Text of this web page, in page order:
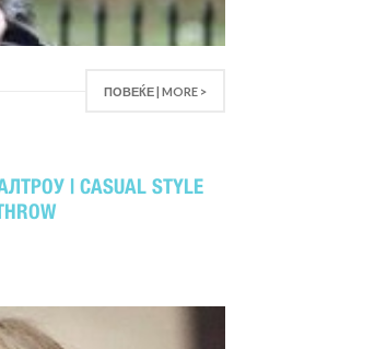
ПОВЕЌЕ | MORE >
| CASUAL STYLE